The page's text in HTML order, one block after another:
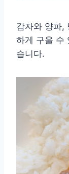
감자와 양파,
하게 구울 수
습니다.